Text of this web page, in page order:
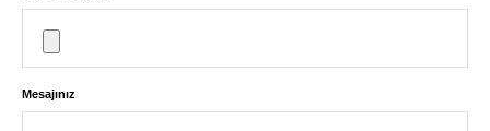
Mesajınız